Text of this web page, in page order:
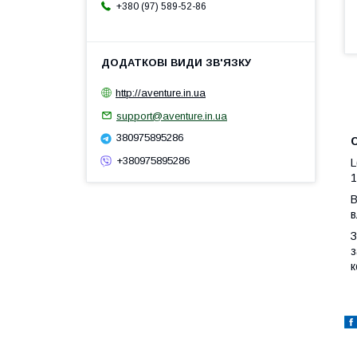
+380 (97) 589-52-86
http://aventure.in.ua
support@aventure.in.ua
380975895286
+380975895286